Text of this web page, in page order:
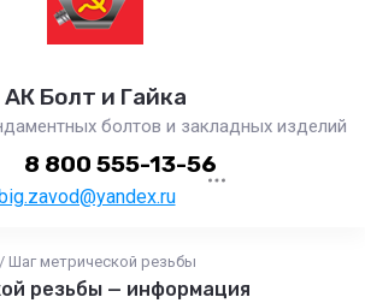
АК Болт и Гайка
болтов и закладных изделий
8 800 555-13-56
/ Шаг метрической резьбы
резьбы — информация